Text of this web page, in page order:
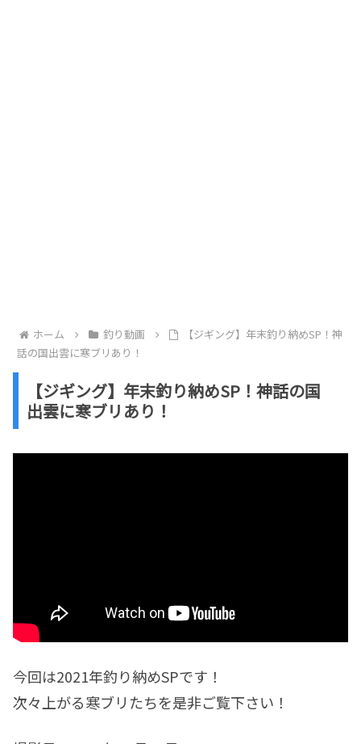
ホーム 釣り動画
【ジギング】年末釣り納めSP！神
話の国出雲に寒ブリあり！
【ジギング】年末釣り納めSP！神話の国
出雲に寒ブリあり！
今回は2021年釣り納めSPです！
次々上がる寒ブリたちを是非ご覧下さい！